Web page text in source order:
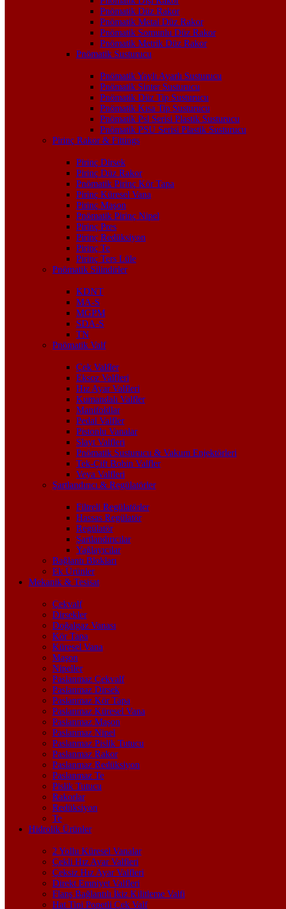
Pnömatik Düz Rakor
Pnömatik Metal Düz Rakor
Pnömatik Somunlu Düz Rakor
Pnömatik Metrik Düz Rakor
Pnömatik Susturucu
Pnömatik Yaylı Ayarlı Susturucu
Pnömatik Sinter Susturucu
Pnömatik Düz Tip Susturucu
Pnömatik Kısa Tip Susturucu
Pnömatik Psl Serisi Plastik Susturucu
Pnömatik PSU Serisi Plastik Susturucu
Pirinç Rakor & Fittings
Pirinç Dirsek
Pirinç Düz Rakor
Pnömatik Pirinç Kör Tapa
Pirinç Küresel Vana
Pirinç Maşon
Pnömatik Pirinç Nipel
Pirinç Pres
Pirinç Redüksiyon
Pirinç Te
Pirinç Ters Lüle
Pnömatik Silindirler
KDNT
MA-S
MGPM
SDA-S
TN
Pnömatik Valf
Çek Valfler
Eksoz Valfleri
Hız Ayar Valfleri
Kumandalı Valfler
Manifoldlar
Pedal Valfler
Pistonlu Vanalar
Slayt Valfleri
Pnömatik Susturucu & Vakum Enjektörleri
Tek-Çift Bobin Valfler
Veya Valfleri
Şartlandırıcı & Regülatörler
Filtreli Regülatörler
Hassas Regülatör
Regülatör
Şartlandırıcılar
Yağlayıcılar
Bağlantı Blokları
Ek Ürünler
Mekanik & Tesisat
Çekvalf
Dirsekler
Doğalgaz Vanası
Kör Tapa
Küresel Vana
Maşon
Nipeller
Paslanmaz Çekvalf
Paslanmaz Dirsek
Paslanmaz Kör Tapa
Paslanmaz Küresel Vana
Paslanmaz Maşon
Paslanmaz Nipel
Paslanmaz Pislik Tutucu
Paslanmaz Rakor
Paslanmaz Redüksiyon
Paslanmaz Te
Pislik Tutucu
Rakorlar
Redüksiyon
Te
Hidrolik Ürünler
2 Yollu Küresel Vanalar
Çekli Hız Ayar Valfleri
Çeksiz Hız Ayar Valfleri
Direkt Emniyet Valfleri
Flanş Bağlantılı İkiz Kilitleme Valfi
Hat Tipi Popetli Çek Valf